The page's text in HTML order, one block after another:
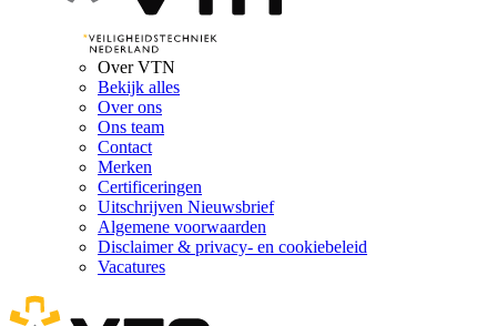
Over VTN
Bekijk alles
Over ons
Ons team
Contact
Merken
Certificeringen
Uitschrijven Nieuwsbrief
Algemene voorwaarden
Disclaimer & privacy- en cookiebeleid
Vacatures